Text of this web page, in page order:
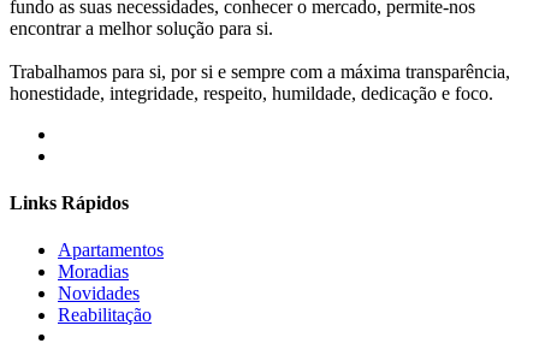
fundo as suas necessidades, conhecer o mercado, permite-nos
encontrar a melhor solução para si.
Trabalhamos para si, por si e sempre com a máxima transparência,
honestidade, integridade, respeito, humildade, dedicação e foco.
Links Rápidos
Apartamentos
Moradias
Novidades
Reabilitação